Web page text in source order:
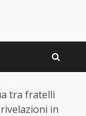
tra fratelli
in